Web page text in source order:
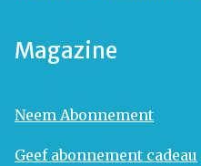
Magazine
Neem Abonnement
Geef abonnement cadeau